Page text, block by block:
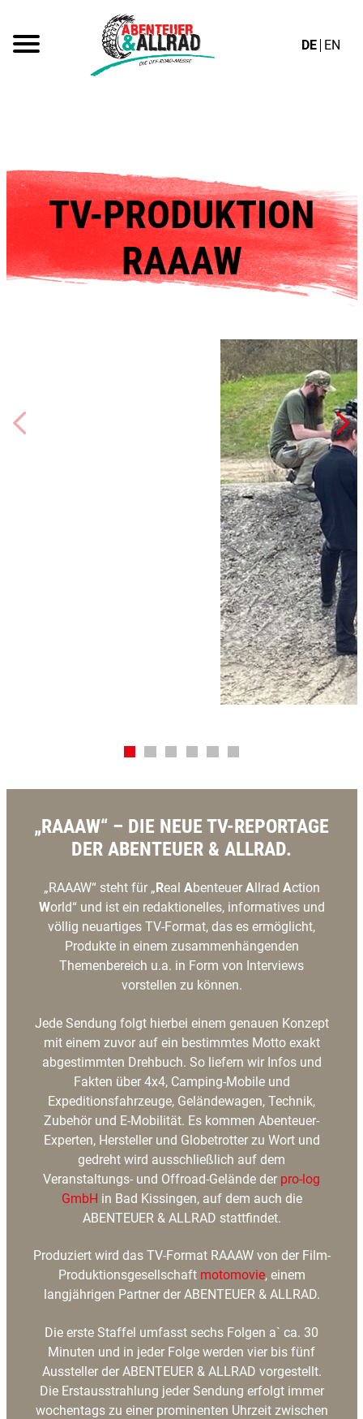
DE EN
TV-PRODUKTION
RAAAW
„RAAAW“ – DIE NEUE TV-REPORTAGE
DER ABENTEUER & ALLRAD.
„RAAAW“ steht für „ Real Abenteuer Allrad Action
World“ und ist ein redaktionelles, informatives und
völlig neuartiges TV-Format, das es ermöglicht,
Produkte in einem zusammenhängenden
Themenbereich u.a. in Form von Interviews
vorstellen zu können.
Jede Sendung folgt hierbei einem genauen Konzept
mit einem zuvor auf ein bestimmtes Motto exakt
abgestimmten Drehbuch. So liefern wir Infos und
Fakten über 4x4, Camping-Mobile und
Expeditionsfahrzeuge, Geländewagen, Technik,
Zubehör und E-Mobilität. Es kommen Abenteuer-
Experten, Hersteller und Globetrotter zu Wort und
gedreht wird ausschließlich auf dem
Veranstaltungs- und Offroad-Gelände der pro-log
GmbH in Bad Kissingen, auf dem auch die
ABENTEUER & ALLRAD stattfindet.
Produziert wird das TV-Format RAAAW von der Film-
Produktionsgesellschaft motomovie, einem
langjährigen Partner der ABENTEUER & ALLRAD.
Die erste Staffel umfasst sechs Folgen a` ca. 30
Minuten und in jeder Folge werden vier bis fünf
Aussteller der ABENTEUER & ALLRAD vorgestellt.
Die Erstausstrahlung jeder Sendung erfolgt immer
wochentags zu einer prominenten Uhrzeit zwischen